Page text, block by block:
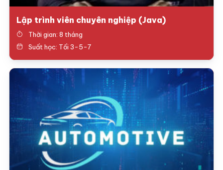
Lập trình viên chuyên nghiệp (Java)
Thời gian: 8 tháng
Suất học: Tối 3-5-7